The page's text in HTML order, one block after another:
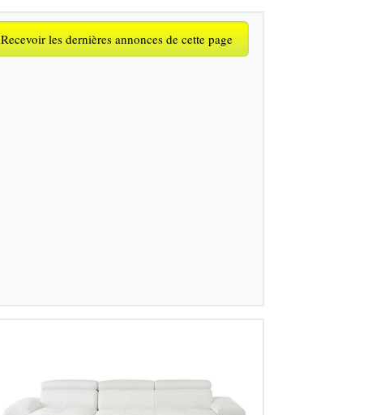
Recevoir les dernières annonces de cette page